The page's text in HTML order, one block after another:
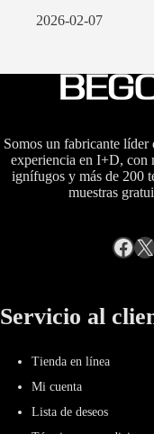
2026-02-07
Somos un fabricante
experiencia en I+D, con
ignífugos y más de 200
muestras
Servicio al
Tienda en línea
Mi cuenta
Lista de deseos